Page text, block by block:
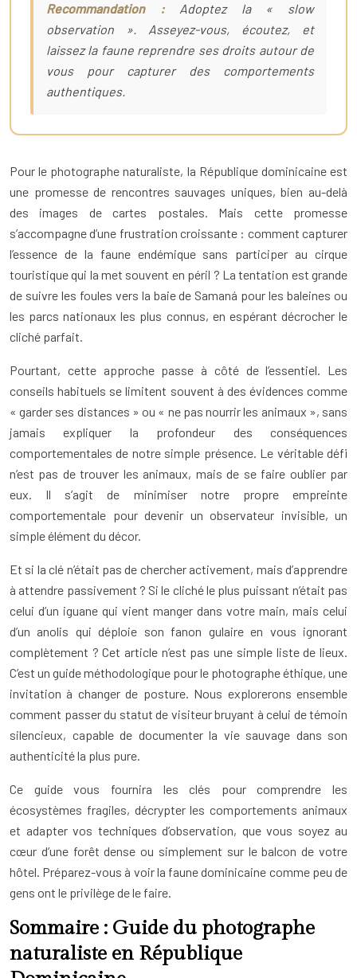
Recommandation :Adoptez la « slow
observation ». Asseyez-vous, écoutez, et
laissez la faune reprendre ses droits autour de
vous pour capturer des comportements
authentiques.
Pour le photographe naturaliste, la République dominicaine est
une promesse de rencontres sauvages uniques, bien au-delà
des images de cartes postales. Mais cette promesse
s’accompagne d’une frustration croissante : comment capturer
l’essence de la faune endémique sans participer au cirque
touristique qui la met souvent en péril ? La tentation est grande
de suivre les foules vers la baie de Samaná pour les baleines ou
les parcs nationaux les plus connus, en espérant décrocher le
cliché parfait.
Pourtant, cette approche passe à côté de l’essentiel. Les
conseils habituels se limitent souvent à des évidences comme
« garder ses distances » ou « ne pas nourrir les animaux », sans
jamais expliquer la profondeur des conséquences
comportementales de notre simple présence. Le véritable défi
n’est pas de trouver les animaux, mais de se faire oublier par
eux. Il s’agit de minimiser notre propre empreinte
comportementale pour devenir un observateur invisible, un
simple élément du décor.
Et si la clé n’était pas de chercher activement, mais d’apprendre
à attendre passivement ? Si le cliché le plus puissant n’était pas
celui d’un iguane qui vient manger dans votre main, mais celui
d’un anolis qui déploie son fanon gulaire en vous ignorant
complètement ? Cet article n’est pas une simple liste de lieux.
C’est un guide méthodologique pour le photographe éthique, une
invitation à changer de posture. Nous explorerons ensemble
comment passer du statut de visiteur bruyant à celui de témoin
silencieux, capable de documenter la vie sauvage dans son
authenticité la plus pure.
Ce guide vous fournira les clés pour comprendre les
écosystèmes fragiles, décrypter les comportements animaux
et adapter vos techniques d’observation, que vous soyez au
cœur d’une forêt dense ou simplement sur le balcon de votre
hôtel. Préparez-vous à voir la faune dominicaine comme peu de
gens ont le privilège de le faire.
Sommaire : Guide du photographe
naturaliste en République